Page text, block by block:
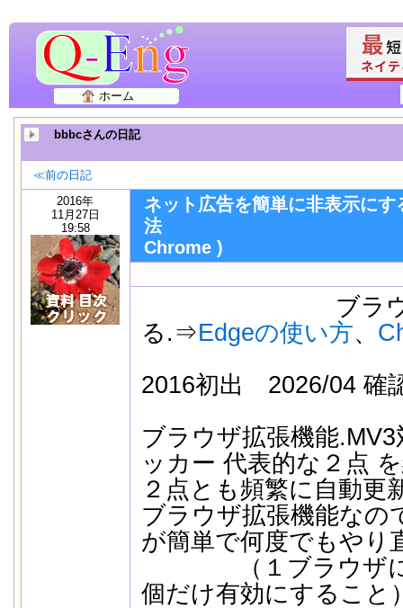
ホーム
bbbcさんの日記
≪前の日記
2016年
11月27日
19:58
ネット広告を簡単に非表示にす
法 ( パソコ
Chrome )
ブラウザ説
る.⇒Edgeの使い方、
2016初出 2026/04 確
ブラウザ拡張機能
ッカー 代表的な２点
２点とも頻繁に自動更
ブラウザ拡張機能なの
が簡単で何度でもやり
（１ブラウザに
個だけ有効にするこ